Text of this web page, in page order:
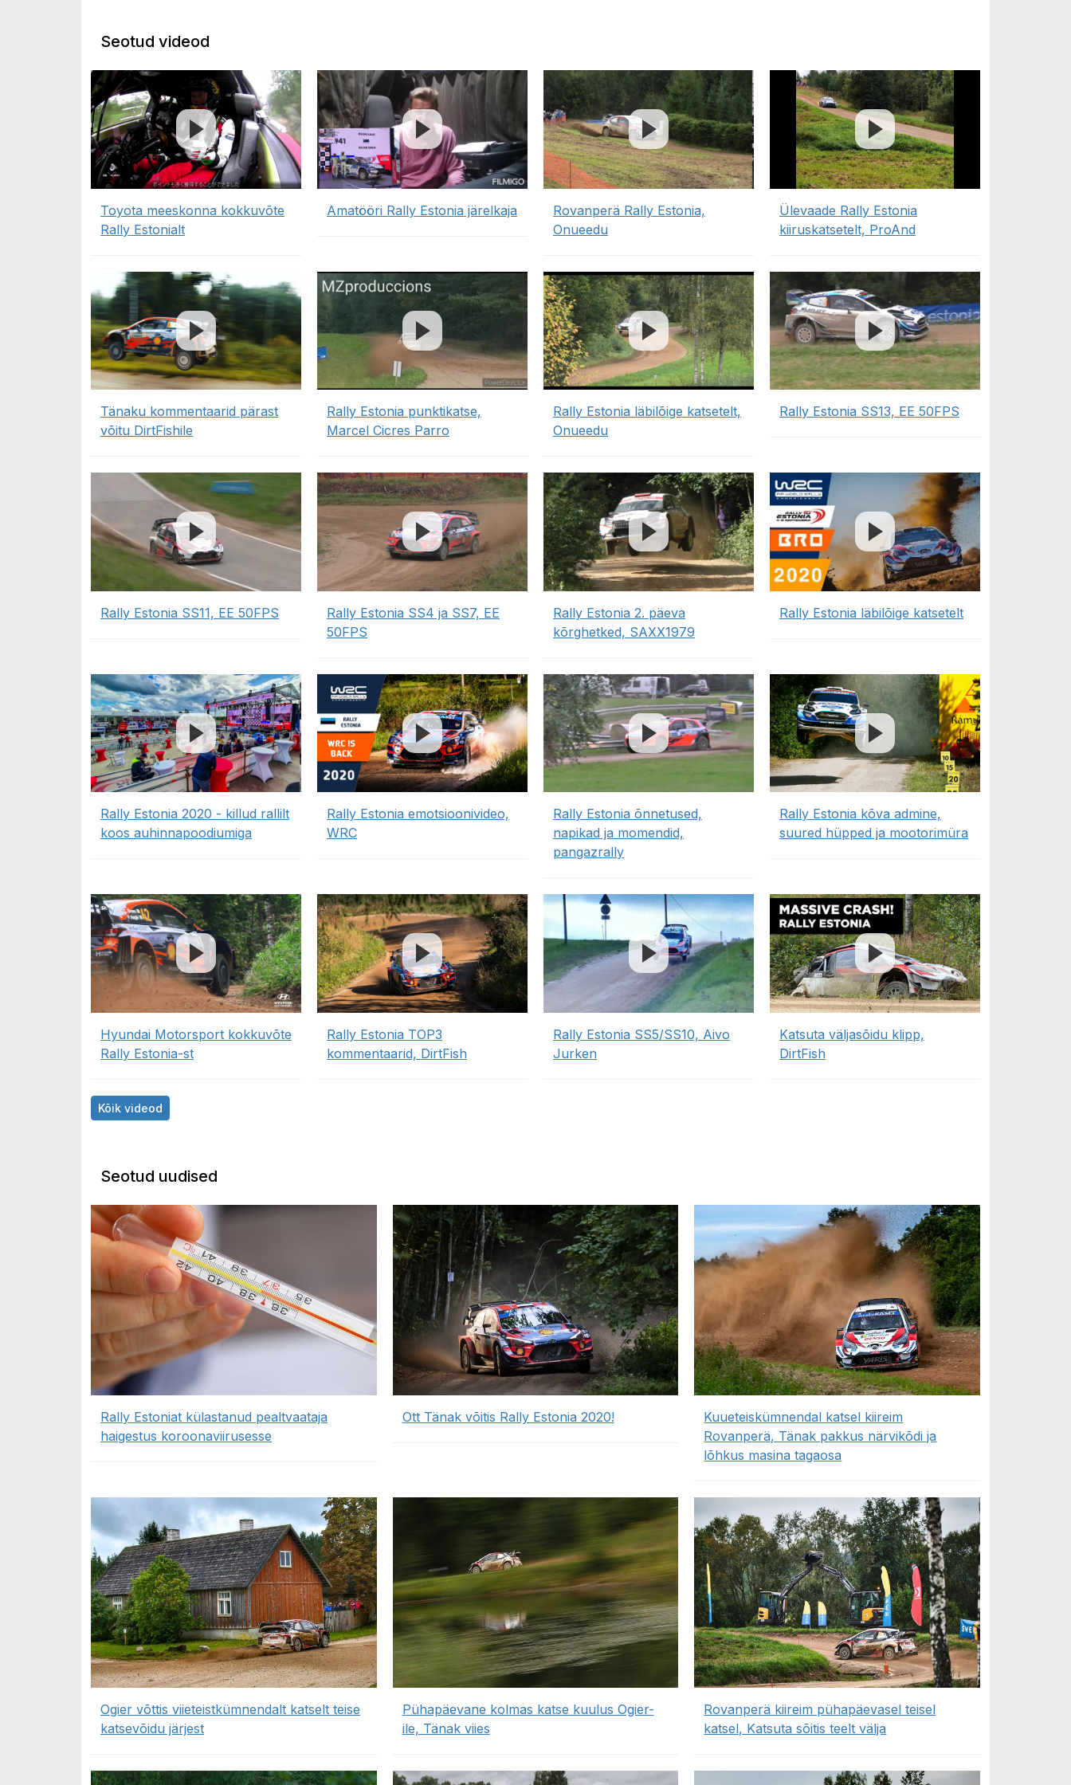
Seotud videod
Toyota meeskonna kokkuvõte
Rally Estonialt
Amatööri Rally Estonia järelkaja
Rovanperä Rally Estonia,
Onueedu
Ülevaade Rally Estonia
kiiruskatsetelt, ProAnd
Tänaku kommentaarid pärast
võitu DirtFishile
Rally Estonia punktikatse,
Marcel Cicres Parro
Rally Estonia läbilõige katsetelt,
Onueedu
Rally Estonia SS13, EE 50FPS
Rally Estonia SS11, EE 50FPS
Rally Estonia SS4 ja SS7, EE
50FPS
Rally Estonia 2. päeva
kõrghetked, SAXX1979
Rally Estonia läbilõige katsetelt
Rally Estonia 2020 - killud rallilt
koos auhinnapoodiumiga
Rally Estonia emotsioonivideo,
WRC
Rally Estonia õnnetused,
napikad ja momendid,
pangazrally
Rally Estonia kõva admine,
suured hüpped ja mootorimüra
Hyundai Motorsport kokkuvõte
Rally Estonia-st
Rally Estonia TOP3
kommentaarid, DirtFish
Rally Estonia SS5/SS10, Aivo
Jurken
Katsuta väljasõidu klipp,
DirtFish
Kõik videod
Seotud uudised
Rally Estoniat külastanud pealtvaataja
haigestus koroonaviirusesse
Ott Tänak võitis Rally Estonia 2020!
Kuueteiskümnendal katsel kiireim
Rovanperä, Tänak pakkus närvikõdi ja
lõhkus masina tagaosa
Ogier võttis viieteistkümnendalt katselt teise
katsevõidu järjest
Pühapäevane kolmas katse kuulus Ogier-
ile, Tänak viies
Rovanperä kiireim pühapäevasel teisel
katsel, Katsuta sõitis teelt välja